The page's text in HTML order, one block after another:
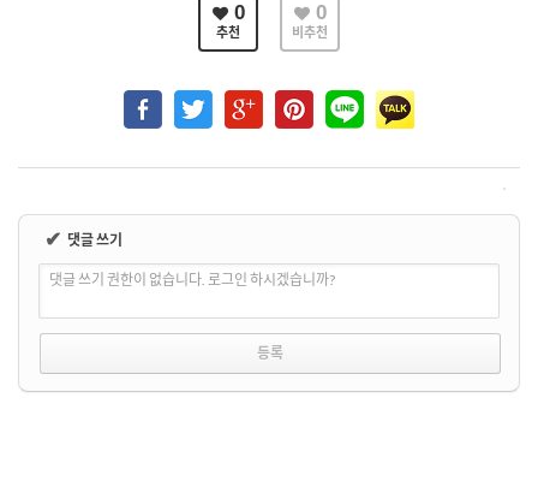
0
추천
0
비추천
✔ 댓글 쓰기
댓글 쓰기 권한이 없습니다. 로그인 하시겠습니까?